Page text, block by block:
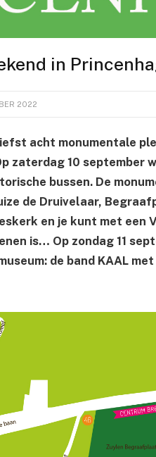
in
2022
acht monumentale
zaterdag 10 september
bussen. De
de Druivelaar,
en je kunt met een
is… Op zondag 11
de band KAAL